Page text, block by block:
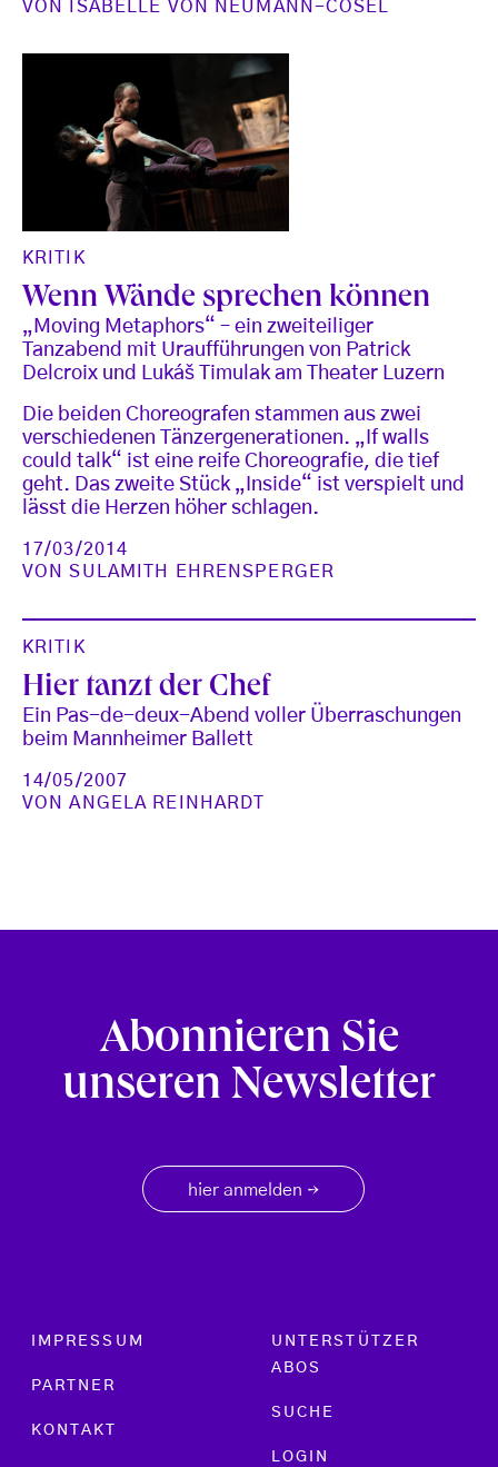
VON
ISABELLE VON NEUMANN-COSEL
KRITIK
Wenn Wände sprechen können
„Moving Metaphors“ – ein zweiteiliger
Tanzabend mit Uraufführungen von Patrick
Delcroix und Lukáš Timulak am Theater Luzern
Die beiden Choreografen stammen aus zwei
verschiedenen Tänzergenerationen. „If walls
could talk“ ist eine reife Choreografie, die tief
geht. Das zweite Stück „Inside“ ist verspielt und
lässt die Herzen höher schlagen.
17/03/2014
VONSULAMITH EHRENSPERGER
KRITIK
Hier tanzt der Chef
Ein Pas-de-deux-Abend voller Überraschungen
beim Mannheimer Ballett
14/05/2007
VONANGELA REINHARDT
Abonnieren Sie
unseren Newsletter
hier anmelden →
Footer menu
IMPRESSUM
PARTNER
KONTAKT
UNTERSTÜTZER
ABOS
SUCHE
LOGIN